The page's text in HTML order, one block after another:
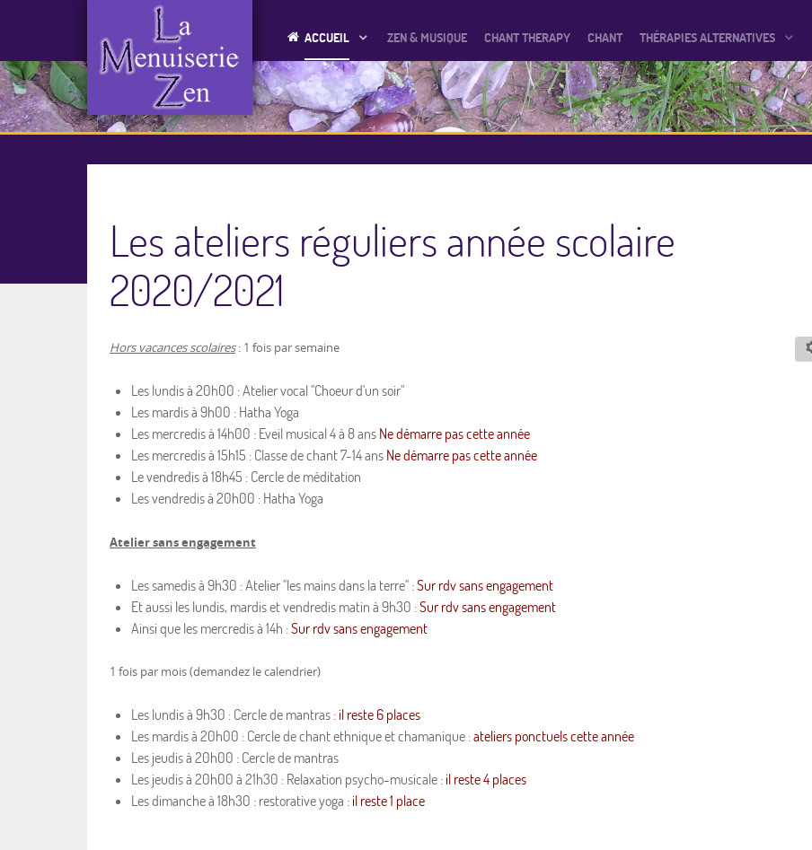
ACCUEIL ZEN & MUSIQUE CHANT THERAPY CHANT THÉRAPIES ALTERNATIVES
Les ateliers réguliers année scolaire
2020/2021
Hors vacances scolaires: 1 fois par semaine
Les lundis à 20h00 : Atelier vocal "Choeur d'un soir"
Les mardis à 9h00 : Hatha Yoga
Les mercredis à 14h00 : Eveil musical 4 à 8 ans Ne démarre pas cette année
Les mercredis à 15h15 : Classe de chant 7-14 ans Ne démarre pas cette année
Le vendredis à 18h45 : Cercle de méditation
Les vendredis à 20h00 : Hatha Yoga
Atelier sans engagement
Les samedis à 9h30 : Atelier "les mains dans la terre" :Sur rdv sans engagement
Et aussi les lundis, mardis et vendredis matin à 9h30 :Sur rdv sans engagement
Ainsi que les mercredis à 14h :Sur rdv sans engagement
1 fois par mois (demandez le calendrier)
Les lundis à 9h30 : Cercle de mantras : il reste 6 places
Les mardis à 20h00 : Cercle de chant ethnique et chamanique :ateliers ponctuels cette année
Les jeudis à 20h00 : Cercle de mantras
Les jeudis à 20h00 à 21h30 : Relaxation psycho-musicale : il reste 4 places
Les dimanche à 18h30 : restorative yoga : il reste 1 place